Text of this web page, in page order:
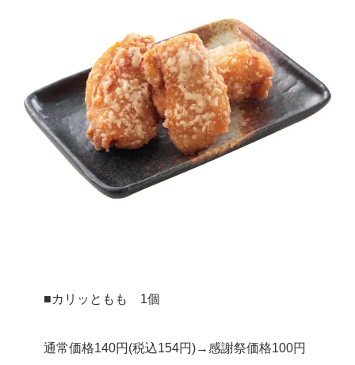
■カリッともも 1個
通常価格140円(税込154円)→感謝祭価格100円